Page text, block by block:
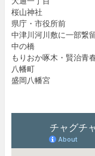
桜山神
県庁・市役
中津川河川敷に一
中の橋
もりおか啄木・賢
八幡町
盛岡八幡